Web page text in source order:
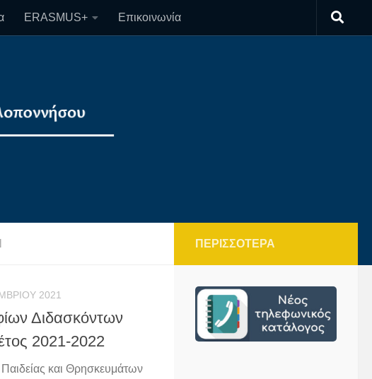
ERASMUS+ Επικοινωνία
2021
Διδασκόντων
2021-2022
και Θρησκευμάτων
ΠΕΡΙΣΣΌΤΕΡΑ